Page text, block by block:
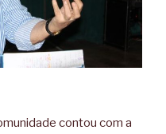
contou com a